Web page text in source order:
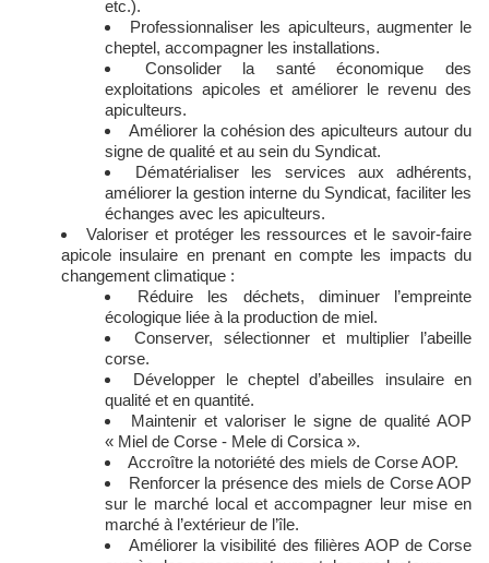
etc.).
Professionnaliser les apiculteurs, augmenter le
cheptel, accompagner les installations.
Consolider la santé économique des
exploitations apicoles et améliorer le revenu des
apiculteurs.
Améliorer la cohésion des apiculteurs autour du
signe de qualité et au sein du Syndicat.
Dématérialiser les services aux adhérents,
améliorer la gestion interne du Syndicat, faciliter les
échanges avec les apiculteurs.
Valoriser et protéger les ressources et le savoir-faire
apicole insulaire en prenant en compte les impacts du
changement climatique :
Réduire les déchets, diminuer l’empreinte
écologique liée à la production de miel.
Conserver, sélectionner et multiplier l’abeille
corse.
Développer le cheptel d’abeilles insulaire en
qualité et en quantité.
Maintenir et valoriser le signe de qualité AOP
« Miel de Corse - Mele di Corsica ».
Accroître la notoriété des miels de Corse AOP.
Renforcer la présence des miels de Corse AOP
sur le marché local et accompagner leur mise en
marché à l’extérieur de l’île.
Améliorer la visibilité des filières AOP de Corse